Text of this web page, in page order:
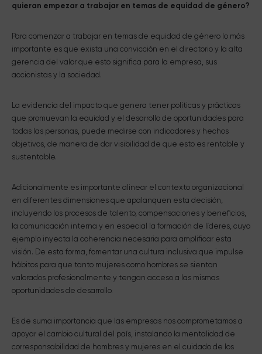
quieran empezar a trabajar en temas de equidad de género?
Para comenzar a trabajar en temas de equidad de género lo más
importante es que exista una convicción en el directorio y la alta
gerencia del valor que esto significa para la empresa, sus
accionistas y la sociedad.
La evidencia del impacto que genera tener políticas y prácticas
que promuevan la equidad y el desarrollo de oportunidades para
todas las personas, puede medirse con indicadores y hechos
objetivos, de manera de dar visibilidad de que esto es rentable y
sustentable.
Adicionalmente es importante alinear el contexto organizacional
en diferentes dimensiones que apalanquen esta decisión,
incluyendo los procesos de talento, compensaciones y beneficios,
la comunicación interna y en especial la formación de líderes, cuyo
ejemplo inyecta la coherencia necesaria para amplificar esta
visión. De esta forma, fomentar una cultura inclusiva que impulse
hábitos para que tanto mujeres como hombres se sientan
valorados profesionalmente y tengan acceso a las mismas
oportunidades de desarrollo.
Es de suma importancia que las empresas nos comprometamos a
apoyar el cambio cultural del país, instalando la mentalidad de
corresponsabilidad de hombres y mujeres en el cuidado de los